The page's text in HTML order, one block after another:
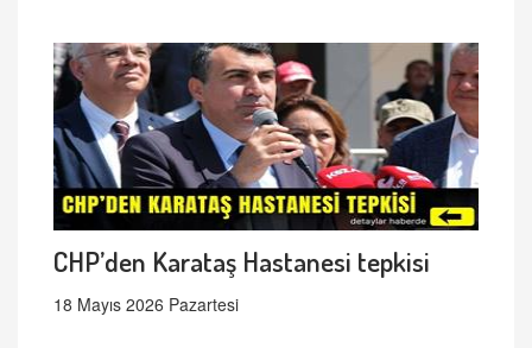
CHP’den Karataş Hastanesi tepkisi
18 Mayıs 2026 Pazartesi